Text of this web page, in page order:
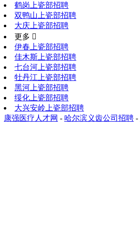
鹤岗上瓷部招聘
双鸭山上瓷部招聘
大庆上瓷部招聘
更多 
伊春上瓷部招聘
佳木斯上瓷部招聘
七台河上瓷部招聘
牡丹江上瓷部招聘
黑河上瓷部招聘
绥化上瓷部招聘
大兴安岭上瓷部招聘
康强医疗人才网 - 哈尔滨义齿公司招聘 -